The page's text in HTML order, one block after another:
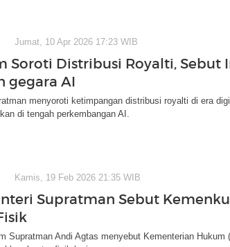
Jumat, 10 Apr 2026 17:23 WIB
Soroti Distribusi Royalti, Sebut
gegara AI
menyoroti ketimpangan distribusi royalti di era
di tengah perkembangan AI.
Kamis, 19 Feb 2026 21:35 WIB
Supratman Sebut
Supratman Andi Agtas menyebut Kementerian